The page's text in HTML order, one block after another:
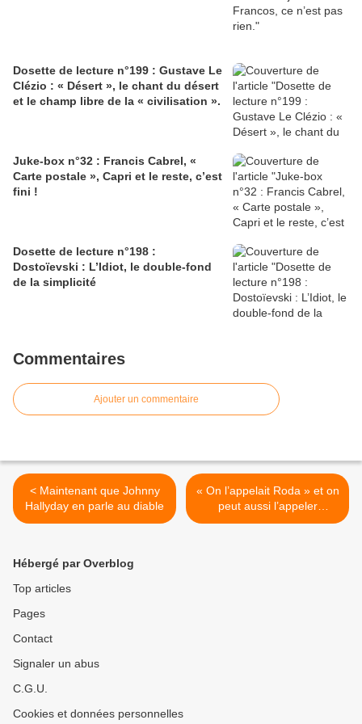
Dosette de lecture n°199 : Gustave Le
Clézio : « Désert », le chant du désert
et le champ libre de la « civilisation ».
Juke-box n°32 : Francis Cabrel, «
Carte postale », Capri et le reste, c’est
fini !
Dosette de lecture n°198 :
Dostoïevski : L’Idiot, le double-fond
de la simplicité
Commentaires
Ajouter un commentaire
< Maintenant que Johnny
Hallyday en parle au diable
« On l’appelait Roda » et on
peut aussi l’appeler
Ivanovitch ou Joe le Taxi >
Hébergé par Overblog
Top articles
Pages
Contact
Signaler un abus
C.G.U.
Cookies et données personnelles